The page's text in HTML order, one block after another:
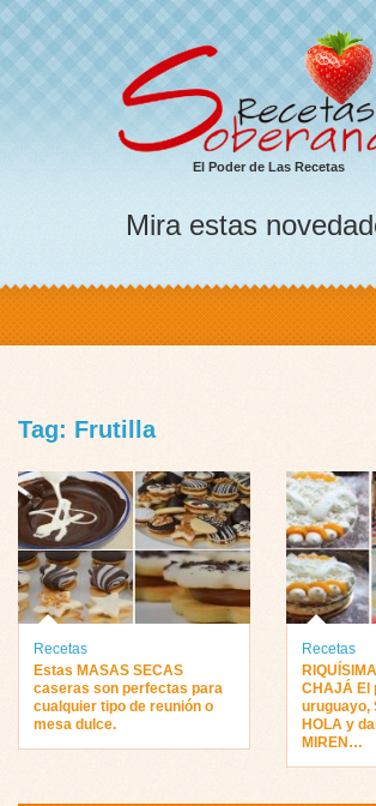
El Poder de Las Recetas
Mira estas
Tag: Frutilla
Recetas
Estas MASAS SECAS
caseras son perfectas para
cualquier tipo de reunión o
mesa dulce.
Recetas
CHAJÁ El
uruguayo,
HOLA y
MIREN…